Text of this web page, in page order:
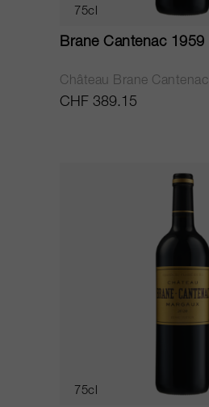
75cl
Brane Cantenac 1959
Château Brane Cantenac
CHF 389.15
75cl